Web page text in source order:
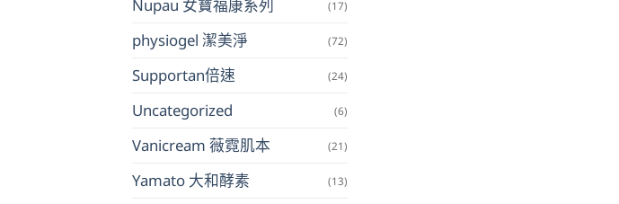
Nupau 女寶福康系列 (17)
physiogel 潔美淨 (72)
Supportan倍速 (24)
Uncategorized (6)
Vanicream 薇霓肌本 (21)
Yamato 大和酵素 (13)